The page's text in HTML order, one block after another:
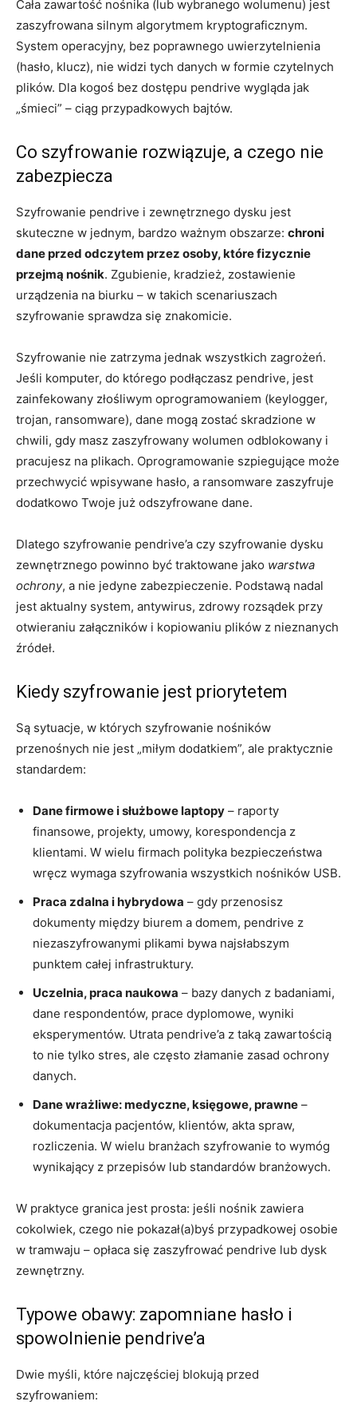
Cała zawartość nośnika (lub wybranego wolumenu) jest
zaszyfrowana silnym algorytmem kryptograficznym.
System operacyjny, bez poprawnego uwierzytelnienia
(hasło, klucz), nie widzi tych danych w formie czytelnych
plików. Dla kogoś bez dostępu pendrive wygląda jak
„śmieci” – ciąg przypadkowych bajtów.
Co szyfrowanie rozwiązuje, a czego nie
zabezpiecza
Szyfrowanie pendrive i zewnętrznego dysku jest
skuteczne w jednym, bardzo ważnym obszarze: chroni
dane przed odczytem przez osoby, które fizycznie
przejmą nośnik. Zgubienie, kradzież, zostawienie
urządzenia na biurku – w takich scenariuszach
szyfrowanie sprawdza się znakomicie.
Szyfrowanie nie zatrzyma jednak wszystkich zagrożeń.
Jeśli komputer, do którego podłączasz pendrive, jest
zainfekowany złośliwym oprogramowaniem (keylogger,
trojan, ransomware), dane mogą zostać skradzione w
chwili, gdy masz zaszyfrowany wolumen odblokowany i
pracujesz na plikach. Oprogramowanie szpiegujące może
przechwycić wpisywane hasło, a ransomware zaszyfruje
dodatkowo Twoje już odszyfrowane dane.
Dlatego szyfrowanie pendrive’a czy szyfrowanie dysku
zewnętrznego powinno być traktowane jako warstwa
ochrony, a nie jedyne zabezpieczenie. Podstawą nadal
jest aktualny system, antywirus, zdrowy rozsądek przy
otwieraniu załączników i kopiowaniu plików z nieznanych
źródeł.
Kiedy szyfrowanie jest priorytetem
Są sytuacje, w których szyfrowanie nośników
przenośnych nie jest „miłym dodatkiem”, ale praktycznie
standardem:
Dane firmowe i służbowe laptopy – raporty
finansowe, projekty, umowy, korespondencja z
klientami. W wielu firmach polityka bezpieczeństwa
wręcz wymaga szyfrowania wszystkich nośników USB.
Praca zdalna i hybrydowa – gdy przenosisz
dokumenty między biurem a domem, pendrive z
niezaszyfrowanymi plikami bywa najsłabszym
punktem całej infrastruktury.
Uczelnia, praca naukowa – bazy danych z badaniami,
dane respondentów, prace dyplomowe, wyniki
eksperymentów. Utrata pendrive’a z taką zawartością
to nie tylko stres, ale często złamanie zasad ochrony
danych.
Dane wrażliwe: medyczne, księgowe, prawne –
dokumentacja pacjentów, klientów, akta spraw,
rozliczenia. W wielu branżach szyfrowanie to wymóg
wynikający z przepisów lub standardów branżowych.
W praktyce granica jest prosta: jeśli nośnik zawiera
cokolwiek, czego nie pokazał(a)byś przypadkowej osobie
w tramwaju – opłaca się zaszyfrować pendrive lub dysk
zewnętrzny.
Typowe obawy: zapomniane hasło i
spowolnienie pendrive’a
Dwie myśli, które najczęściej blokują przed
szyfrowaniem: